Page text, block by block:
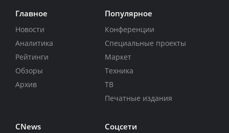
Главное
Новости
Аналитика
Рейтинги
Обзоры
Архив
Популярное
Конференции
Специальные проекты
Маркет
Техника
ТВ
Печатные издания
CNews Соцсети